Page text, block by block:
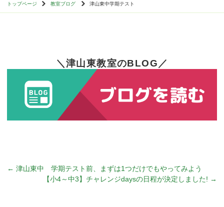
トップページ 教室ブログ 津山東中学期テスト
＼津山東教室のBLOG／
← 津山東中 学期テスト前、まずは1つだけでもやってみよう
【小4～中3】チャレンジdaysの日程が決定しました! →